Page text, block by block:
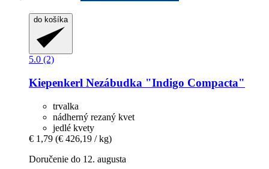
do košíka
5.0 (2)
Kiepenkerl Nezábudka "Indigo Compacta"
trvalka
nádherný rezaný kvet
jedlé kvety
€ 1,79 (€ 426,19 / kg)
Doručenie do 12. augusta